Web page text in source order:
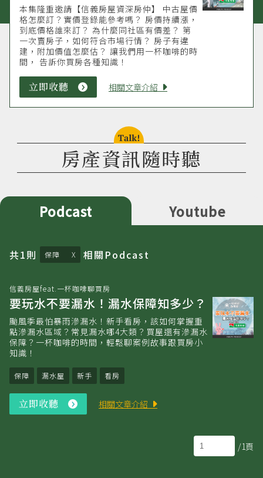
本集隆重邀請【信義房屋資深房仲】 中古屋價
格怎麼訂？實價登錄能參考嗎？ 房價持續漲，
到底價格誰來訂？ 為什麼同社區有價差？ 第
一次賣房子，如何符合市場行情？ 房子有違
建，附加價值怎麼估？ 讓我們用一杯咖啡的時
間， 告訴你買房各種知識！
立即收聽
即
收
相關文章介紹
talk!
房產資訊隨時聽
Podcast Youtube
共1則 保障 相關 Podcast
信義房屋feat.一杯咖啡聊買房
要玩水不要漏水！漏水保障知多少？
颱風季最怕暴雨滲漏水！新手看房，該如何掌握重
點滲漏水區域？常見漏水哪4大類？買屋還有滲漏水
保障？一杯咖啡的時間，輕鬆聊案例故事跟買房小
知識！
保障 漏水屋 新手 看房
立即收聽
即
相關文章介紹
/1頁